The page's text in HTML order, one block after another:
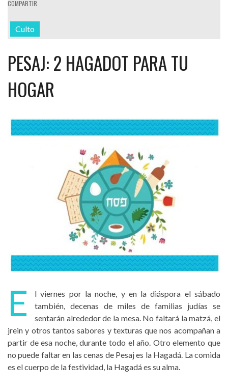
COMPARTIR
Culto
PESAJ: 2 HAGADOT PARA TU
HOGAR
E
l viernes por la noche, y en la diáspora el sábado
también, decenas de miles de familias judías se
sentarán alrededor de la mesa. No faltará la matzá, el
jrein y otros tantos sabores y texturas que nos acompañan a
partir de esa noche, durante todo el año. Otro elemento que
no puede faltar en las cenas de Pesaj es la Hagadá. La comida
es el cuerpo de la festividad, la Hagadá es su alma.